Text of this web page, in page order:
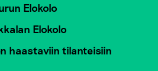
Elokolo
Elokolo
haastaviin tilanteisiin